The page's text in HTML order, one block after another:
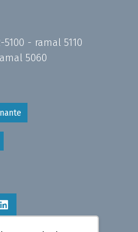
5100 - ramal 5110
5060